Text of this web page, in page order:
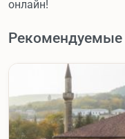
онлайн!
Рекомендуемые